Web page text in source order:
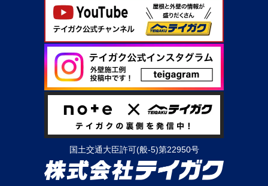
国土交通大臣許可(般-5)第22950号